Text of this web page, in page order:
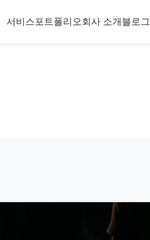
서비스포트폴리오회사 소개블로그